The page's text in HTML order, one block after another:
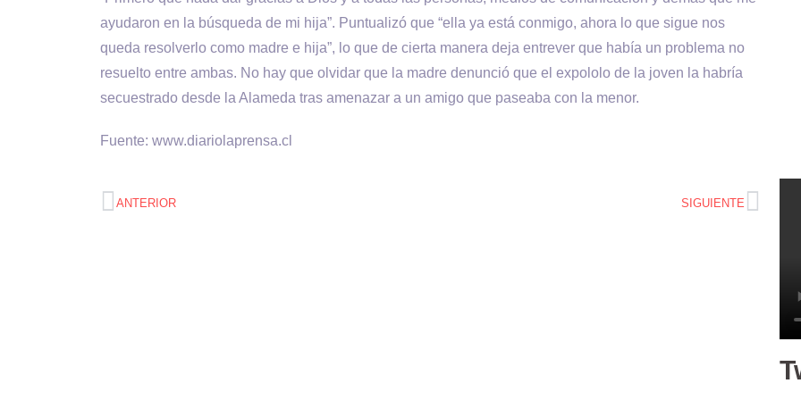
ayudaron en la búsqueda de mi hija”. Puntualizó que “ella ya está conmigo, ahora lo que sigue nos
queda resolverlo como madre e hija”, lo que de cierta manera deja entrever que había un problema no
resuelto entre ambas. No hay que olvidar que la madre denunció que el expololo de la joven la habría
secuestrado desde la Alameda tras amenazar a un amigo que paseaba con la menor.
Fuente: www.diariolaprensa.cl
ANTERIOR SIGUIENTE